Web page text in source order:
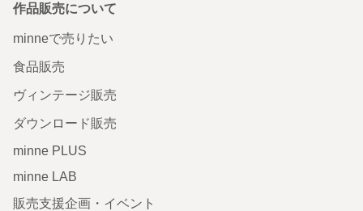
作品販売について
minneで売りたい
食品販売
ヴィンテージ販売
ダウンロード販売
minne PLUS
minne LAB
販売支援企画・イベント